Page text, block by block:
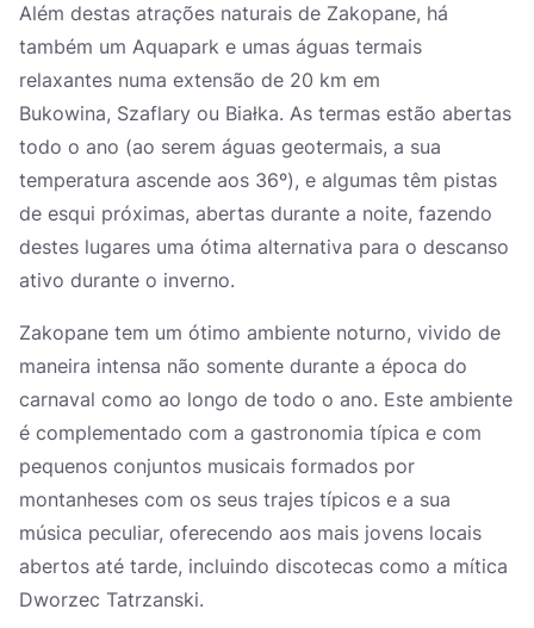
Além destas atrações naturais de Zakopane, há
também um Aquapark e umas águas termais
relaxantes numa extensão de 20 km em
Bukowina, Szaflary ou Białka. As termas estão abertas
todo o ano (ao serem águas geotermais, a sua
temperatura ascende aos 36º), e algumas têm pistas
de esqui próximas, abertas durante a noite, fazendo
destes lugares uma ótima alternativa para o descanso
ativo durante o inverno.
Zakopane tem um ótimo ambiente noturno, vivido de
maneira intensa não somente durante a época do
carnaval como ao longo de todo o ano. Este ambiente
é complementado com a gastronomia típica e com
pequenos conjuntos musicais formados por
montanheses com os seus trajes típicos e a sua
música peculiar, oferecendo aos mais jovens locais
abertos até tarde, incluindo discotecas como a mítica
Dworzec Tatrzanski.